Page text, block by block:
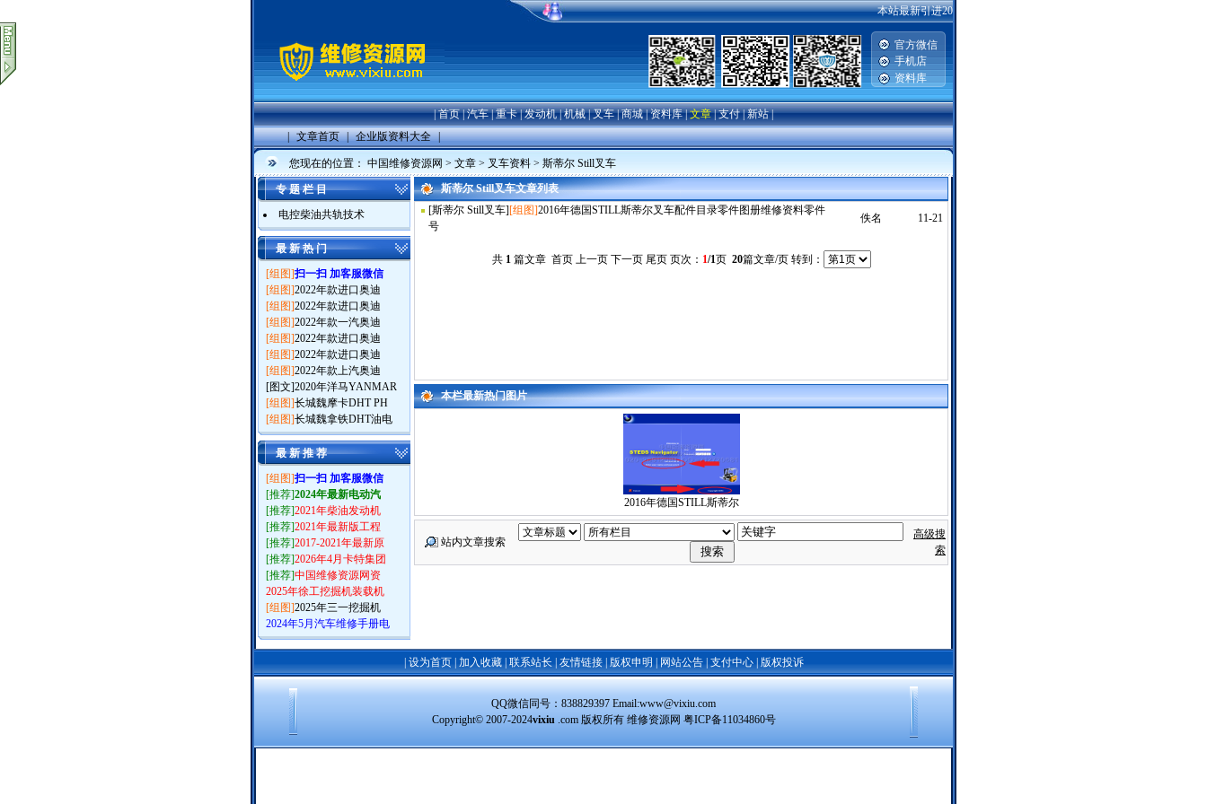
本站最新引进2007-2008款一汽丰田威驰，卡罗拉，普锐斯，广州丰
官方微信
手机店
资料库
|首页|汽车|重卡|发动机|机械|叉车|商城|资料库|文章|支付|新站|
| 文章首页 | 企业版资料大全 |
您现在的位置： 中国维修资源网 > 文章 > 叉车资料 > 斯蒂尔 Still叉车
专 题 栏 目
电控柴油共轨技术
最 新 热 门
[组图]扫一扫 加客服微信
[组图]2022年款进口奥迪
[组图]2022年款进口奥迪
[组图]2022年款一汽奥迪
[组图]2022年款进口奥迪
[组图]2022年款进口奥迪
[组图]2022年款上汽奥迪
[图文]2020年洋马YANMAR
[组图]长城魏摩卡DHT PH
[组图]长城魏拿铁DHT油电
最 新 推 荐
[组图]扫一扫 加客服微信
[推荐]2024年最新电动汽
[推荐]2021年柴油发动机
[推荐]2021年最新版工程
[推荐]2017-2021年最新原
[推荐]2026年4月卡特集团
[推荐]中国维修资源网资
2025年徐工挖掘机装载机
[组图]2025年三一挖掘机
2024年5月汽车维修手册电
斯蒂尔 Still叉车文章列表
[斯蒂尔 Still叉车][组图]2016年德国STILL斯蒂尔叉车配件目录零件图册维修资料零件
号
佚名 11-21
共 1篇文章 首页 上一页 下一页 尾页 页次： 1/1页 20篇文章/页 转到：
本栏最新热门图片
2016年德国STILL斯蒂尔
站内文章搜索
高级搜
索
设为首页| 加入收藏| 联系站长 友情链接| 版权申明 网站公告| 支付中心| 版权投诉
QQ微信同号：838829397 Email:www@vixiu.com
Copyright© 2007-2024vixiu .com 版权所有 维修资源网 粤ICP备11034860号